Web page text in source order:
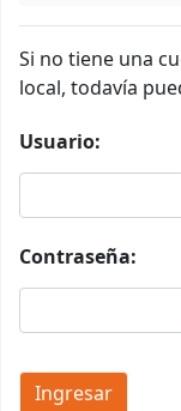
Si no tiene una
local, todavía
Usuario:
Contraseña: